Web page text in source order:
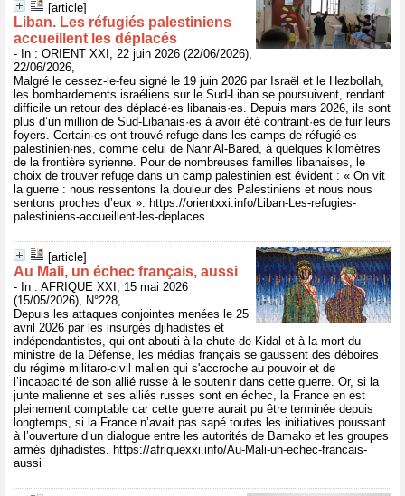
[article]
Liban. Les réfugiés palestiniens
accueillent les déplacés
- In : ORIENT XXI, 22 juin 2026 (22/06/2026),
22/06/2026,
Malgré le cessez-le-feu signé le 19 juin 2026 par Israël et le Hezbollah,
les bombardements israéliens sur le Sud-Liban se poursuivent, rendant
difficile un retour des déplacé·es libanais·es. Depuis mars 2026, ils sont
plus d’un million de Sud-Libanais·es à avoir été contraint·es de fuir leurs
foyers. Certain·es ont trouvé refuge dans les camps de réfugié·es
palestinien·nes, comme celui de Nahr Al-Bared, à quelques kilomètres
de la frontière syrienne. Pour de nombreuses familles libanaises, le
choix de trouver refuge dans un camp palestinien est évident : « On vit
la guerre : nous ressentons la douleur des Palestiniens et nous nous
sentons proches d’eux ». https://orientxxi.info/Liban-Les-refugies-
palestiniens-accueillent-les-deplaces
[article]
Au Mali, un échec français, aussi
- In : AFRIQUE XXI, 15 mai 2026
(15/05/2026), N°228,
Depuis les attaques conjointes menées le 25
avril 2026 par les insurgés djihadistes et
indépendantistes, qui ont abouti à la chute de Kidal et à la mort du
ministre de la Défense, les médias français se gaussent des déboires
du régime militaro-civil malien qui s'accroche au pouvoir et de
l’incapacité de son allié russe à le soutenir dans cette guerre. Or, si la
junte malienne et ses alliés russes sont en échec, la France en est
pleinement comptable car cette guerre aurait pu être terminée depuis
longtemps, si la France n’avait pas sapé toutes les initiatives poussant
à l’ouverture d’un dialogue entre les autorités de Bamako et les groupes
armés djihadistes. https://afriquexxi.info/Au-Mali-un-echec-francais-
aussi